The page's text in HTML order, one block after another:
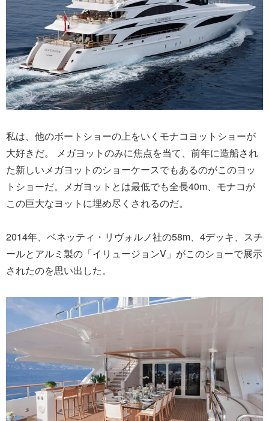
私は、他のボートショーの上をいくモナコヨットショーが
大好きだ。 メガヨットのみに焦点を当て、前年に造船され
た新しいメガヨットのショーケースでもあるのがこのヨッ
トショーだ。メガヨットとは最低でも全長40m、モナコが
この巨大なヨットに埋め尽くされるのだ。
2014年、ベネッティ・リヴォルノ社の58m、4デッキ、スチ
ールとアルミ製の「イリュージョンV」がこのショーで展示
されたのを思い出した。